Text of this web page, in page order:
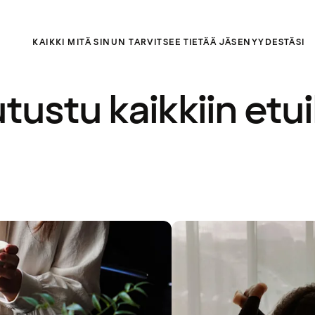
KAIKKI MITÄ SINUN TARVITSEE TIETÄÄ JÄSENYYDESTÄSI
kaikkiin